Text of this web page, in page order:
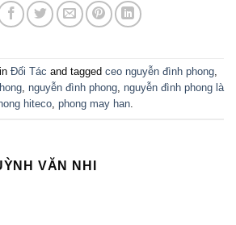
Đối Tác and tagged ceo nguyễn đình phong
, nguyễn đình phong, nguyễn đình phong là
hiteco, phong may han.
VĂN NHI